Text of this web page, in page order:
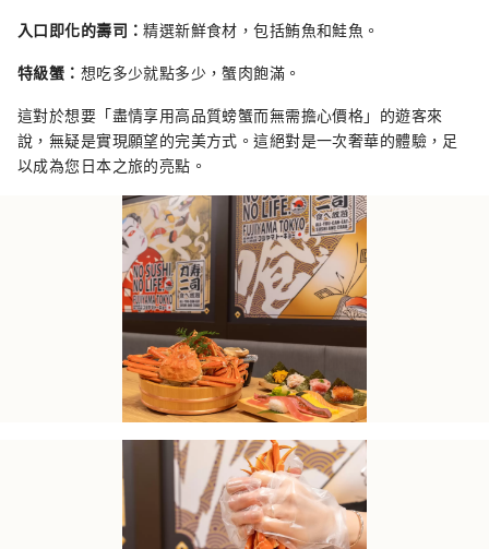
入口即化的壽司：精選新鮮食材，包括鮪魚和鮭魚。
特級蟹： 想吃多少就點多少，蟹肉飽滿。
這對於想要「盡情享用高品質螃蟹而無需擔心價格」的遊客來
說，無疑是實現願望的完美方式。這絕對是一次奢華的體驗，足
以成為您日本之旅的亮點。